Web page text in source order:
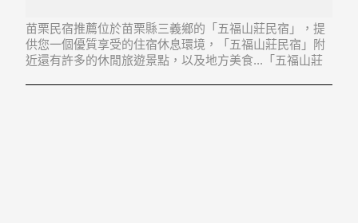
苗栗民宿推薦位於苗栗縣三義鄉的「五福山莊民宿」，提
供您一個優質享受的住宿休息環境，「五福山莊民宿」附
近還有許多的休閒旅遊景點，以及地方美食...「五福山莊